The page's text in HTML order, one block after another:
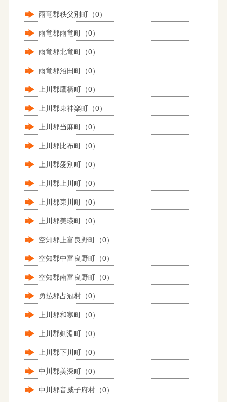
雨竜郡秩父別町（0）
雨竜郡雨竜町（0）
雨竜郡北竜町（0）
雨竜郡沼田町（0）
上川郡鷹栖町（0）
上川郡東神楽町（0）
上川郡当麻町（0）
上川郡比布町（0）
上川郡愛別町（0）
上川郡上川町（0）
上川郡東川町（0）
上川郡美瑛町（0）
空知郡上富良野町（0）
空知郡中富良野町（0）
空知郡南富良野町（0）
勇払郡占冠村（0）
上川郡和寒町（0）
上川郡剣淵町（0）
上川郡下川町（0）
中川郡美深町（0）
中川郡音威子府村（0）